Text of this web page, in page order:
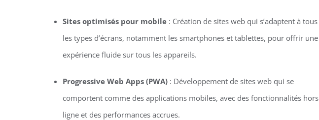
Sites optimisés pour mobile: Création de sites web qui s’adaptent à tous
les types d’écrans, notamment les smartphones et tablettes, pour offrir une
expérience fluide sur tous les appareils.
Progressive Web Apps (PWA): Développement de sites web qui se
comportent comme des applications mobiles, avec des fonctionnalités hors
ligne et des performances accrues.